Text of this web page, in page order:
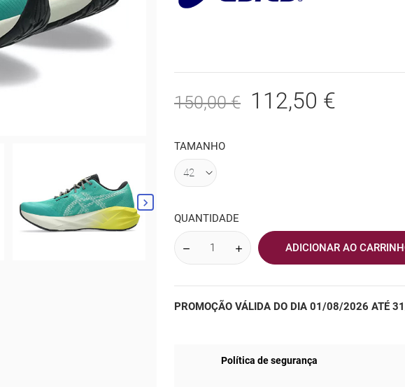

150,00 € 112,50 €
TAMANHO
QUANTIDADE
ADICIONAR AO
PROMOÇÃO VÁLIDA DO DIA 01/08/2026 ATÉ
Política de segurança